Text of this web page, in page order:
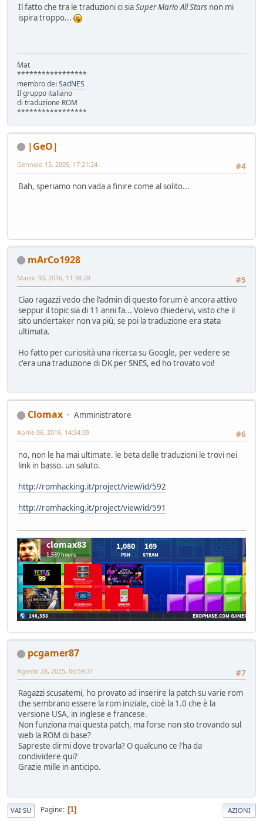
Il fatto che tra le traduzioni ci siaSuper Mario All Stars non mi
ispira troppo...
Mat
*****************
membro dei SadNES
Il gruppo italiano
di traduzione ROM
*****************
|GeO|
#4
Gennaio 15, 2005, 17:21:24
Bah, speriamo non vada a finire come al solito...
mArCo1928
#5
Marzo 30, 2016, 11:38:28
Ciao ragazzi vedo che l'admin di questo forum è ancora attivo
seppur il topic sia di 11 anni fa... Volevo chiedervi, visto che il
sito undertaker non va più, se poi la traduzione era stata
ultimata.
Ho fatto per curiosità una ricerca su Google, per vedere se
c'era una traduzione di DK per SNES, ed ho trovato voi!
Clomax
Amministratore
#6
Aprile 06, 2016, 14:34:39
no, non le ha mai ultimate. le beta delle traduzioni le trovi nei
link in basso. un saluto.
http://romhacking.it/project/view/id/592
http://romhacking.it/project/view/id/591
pcgamer87
#7
Agosto 28, 2025, 06:59:31
Ragazzi scusatemi, ho provato ad inserire la patch su varie rom
che sembrano essere la rom iniziale, cioè la 1.0 che è la
versione USA, in inglese e francese.
Non funziona mai questa patch, ma forse non sto trovando sul
web la ROM di base?
Sapreste dirmi dove trovarla? O qualcuno ce l'ha da
condividere qui?
Grazie mille in anticipo.
VAI SU Pagine 1 AZIONI